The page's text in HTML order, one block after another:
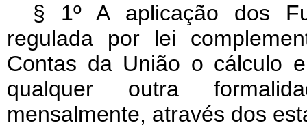
§ 1º A aplicação dos
regulada por lei
Contas da União o cálculo
qualquer outra
mensalmente, através dos